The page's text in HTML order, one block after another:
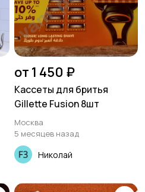
от 1 450 ₽
Кассеты для бритья
Gillette Fusion 8шт
Москва
5 месяцев назад
Николай